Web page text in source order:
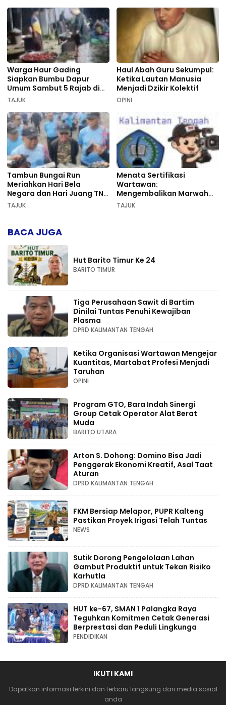
Warga Haur Gading
Siapkan Bumbu Dapur
Umum Sambut 5 Rajab di
Sekumpul
TAJUK
Haul Abah Guru Sekumpul:
Ketika Lautan Manusia
Menjadi Dzikir Kolektif
OPINI
Tambun Bungai Run
Meriahkan Hari Bela
Negara dan Hari Juang TNI
AD di Palangka Raya
TAJUK
Menata Sertifikasi
Wartawan:
Mengembalikan Marwah
Pers dan Keadilan
TAJUK
BACA JUGA
Hut Barito Timur Ke 24
BARITO TIMUR
Tiga Perusahaan Sawit di Bartim
Dinilai Tuntas Penuhi Kewajiban
Plasma
DPRD KALIMANTAN TENGAH
Ketika Organisasi Wartawan Mengejar
Kuantitas, Martabat Profesi Menjadi
Taruhan
OPINI
Program GTO, Bara Indah Sinergi
Group Cetak Operator Alat Berat
Muda
BARITO UTARA
Arton S. Dohong: Domino Bisa Jadi
Penggerak Ekonomi Kreatif, Asal Taat
Aturan
DPRD KALIMANTAN TENGAH
FKM Bersiap Melapor, PUPR Kalteng
Pastikan Proyek Irigasi Telah Tuntas
NEWS
Sutik Dorong Pengelolaan Lahan
Gambut Produktif untuk Tekan Risiko
Karhutla
DPRD KALIMANTAN TENGAH
HUT ke-67, SMAN 1 Palangka Raya
Teguhkan Komitmen Cetak Generasi
Berprestasi dan Peduli Lingkunga
PENDIDIKAN
IKUTI KAMI
Dapatkan informasi terkini dan terbaru langsung dari media sosial
anda